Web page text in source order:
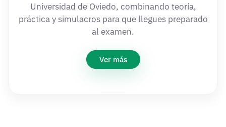
Universidad de Oviedo, combinando teoría,
práctica y simulacros para que llegues preparado
al examen.
Ver más